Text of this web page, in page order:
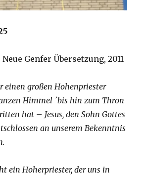
Neue Genfer Übersetzung, 2011
einen großen Hohenpriester
Himmel ´bis hin zum Thron
hat – Jesus, den Sohn Gottes
an unserem Bekenntnis
ein Hoherpriester, der uns in